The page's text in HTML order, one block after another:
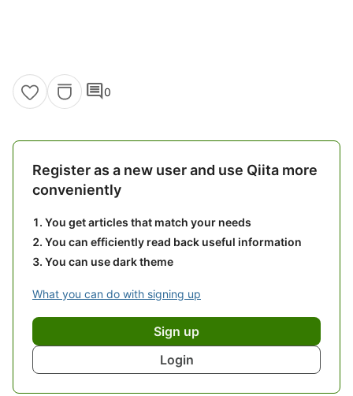
comment0
Register as a new user and use Qiita more
conveniently
You get articles that match your needs
You can efficiently read back useful information
You can use dark theme
What you can do with signing up
Sign up
Login